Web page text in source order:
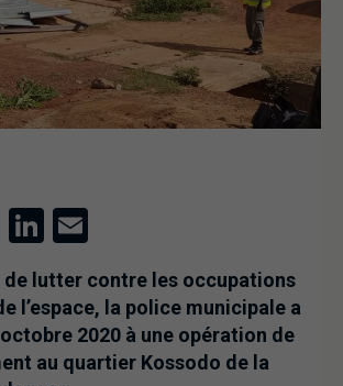
WhatsApp
LinkedIn
de lutter contre les occupations
l’espace, la police municipale a
2020 à une opération de
au quartier Kossodo de la